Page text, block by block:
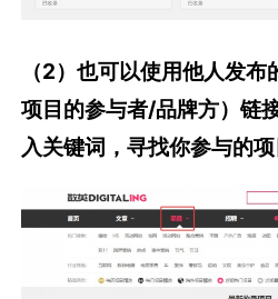
（2）也可以使用他人发
项目的参与者/品牌方）链
入关键词，寻找你参与的项